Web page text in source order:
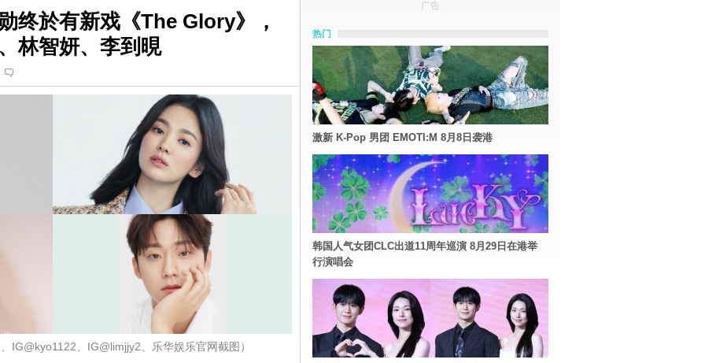
终於有新戏《The Glory》，
林智妍、李到晛
IG@kyo1122、IG@limjjy2、乐华娱乐官网截图）
广告
热门
激新 K-Pop 男团 EMOTI:M 8月8日袭港
韩国人气女团CLC出道11周年巡演 8月29日在港举
行演唱会